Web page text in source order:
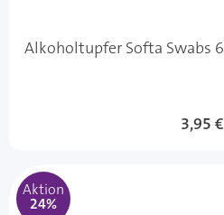
Alkoholtupfer Softa Swabs
3,95 €
Aktion
24%